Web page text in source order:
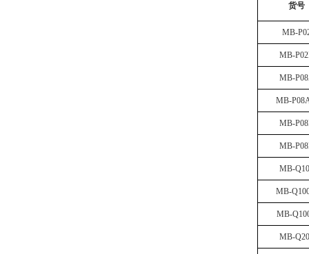
货号
MB-
MB-
MB-
MB-
MB-
MB-
MB-
MB-
MB-
MB-